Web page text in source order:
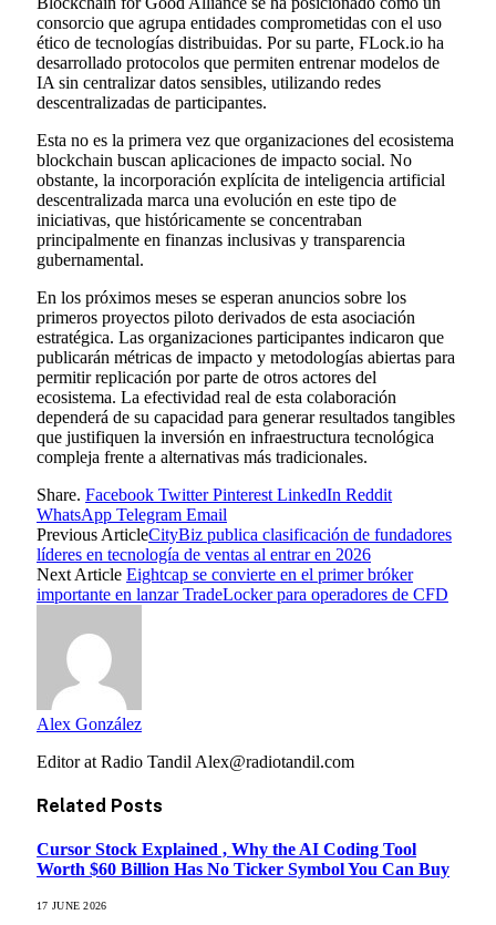
consorcio que agrupa entidades comprometidas con el uso
ético de tecnologías distribuidas. Por su parte, FLock.io ha
desarrollado protocolos que permiten entrenar modelos de
IA sin centralizar datos sensibles, utilizando redes
descentralizadas de participantes.
Esta no es la primera vez que organizaciones del ecosistema
blockchain buscan aplicaciones de impacto social. No
obstante, la incorporación explícita de inteligencia artificial
descentralizada marca una evolución en este tipo de
iniciativas, que históricamente se concentraban
principalmente en finanzas inclusivas y transparencia
gubernamental.
En los próximos meses se esperan anuncios sobre los
primeros proyectos piloto derivados de esta asociación
estratégica. Las organizaciones participantes indicaron que
publicarán métricas de impacto y metodologías abiertas para
permitir replicación por parte de otros actores del
ecosistema. La efectividad real de esta colaboración
dependerá de su capacidad para generar resultados tangibles
que justifiquen la inversión en infraestructura tecnológica
compleja frente a alternativas más tradicionales.
Share. Facebook Twitter Pinterest LinkedIn Reddit
WhatsApp Telegram Email
Previous ArticleCityBiz publica clasificación de fundadores
líderes en tecnología de ventas al entrar en 2026
Next Article Eightcap se convierte en el primer bróker
importante en lanzar TradeLocker para operadores de CFD
Alex González
Editor at Radio Tandil Alex@radiotandil.com
Related Posts
Cursor Stock Explained , Why the AI Coding Tool
Worth $60 Billion Has No Ticker Symbol You Can Buy
17 JUNE 2026